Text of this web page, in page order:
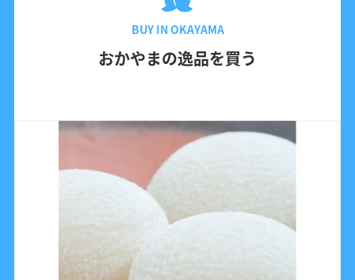
BUY IN OKAYAMA
おかやまの逸品を買う